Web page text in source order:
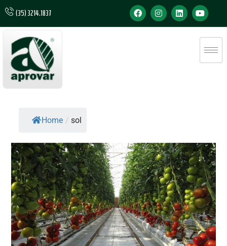
(35) 3214.1837
Home / sol